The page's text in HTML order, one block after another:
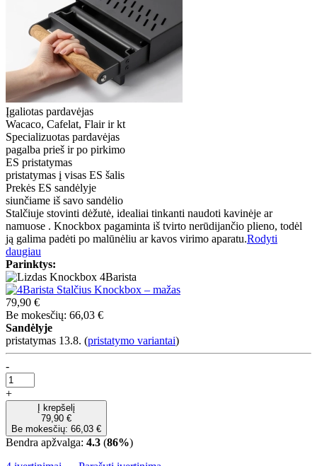
Įgaliotas pardavėjas
Wacaco, Cafelat, Flair ir kt
Specializuotas pardavėjas
pagalba prieš ir po pirkimo
ES pristatymas
pristatymas į visas ES šalis
Prekės ES sandėlyje
siunčiame iš savo sandėlio
Stalčiuje stovinti dėžutė, idealiai tinkanti naudoti kavinėje ar
namuose . Knockbox pagaminta iš tvirto nerūdijančio plieno, todėl
ją galima padėti po malūnėliu ar kavos virimo aparatu.Rodyti
daugiau
Parinktys:
79,90 €
Be mokesčių: 66,03 €
Sandėlyje
pristatymas 13.8. (pristatymo variantai)
-
+
Į krepšelį
79,90 €
Be mokesčių: 66,03 €
Bendra apžvalga: 4.3 (86%)